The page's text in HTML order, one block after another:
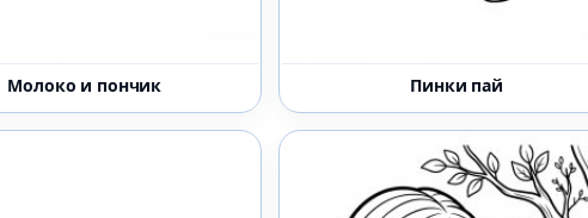
Молоко и пончик Пинки пай